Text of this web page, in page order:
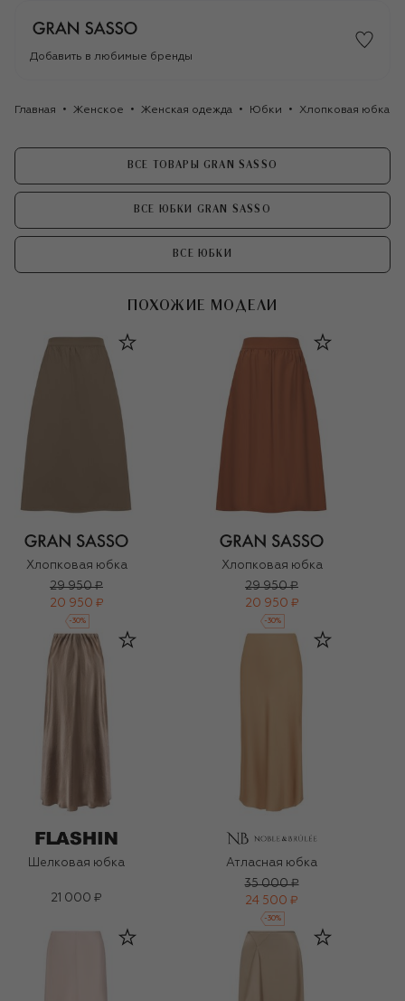
Добавить в любимые бренды
Главная Женское Женская одежда Юбки Хлопковая юбка
ВСЕ ТОВАРЫ GRAN SASSO
ВСЕ ЮБКИ GRAN SASSO
ВСЕ ЮБКИ
ПОХОЖИЕ МОДЕЛИ
Хлопковая юбка
29 950 ₽
20 950 ₽
-30%
Хлопковая юбка
29 950 ₽
20 950 ₽
-30%
Шелковая юбка
21 000 ₽
Атласная юбка
35 000 ₽
24 500 ₽
-30%